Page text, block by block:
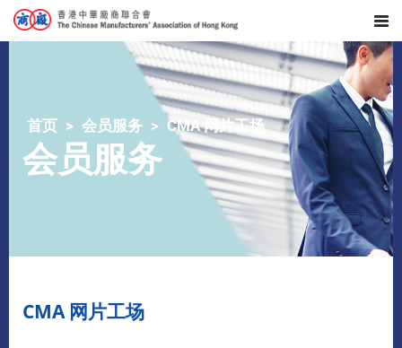
首页 会员服务 CMA 网片工场
会员服务
CMA 网片工场